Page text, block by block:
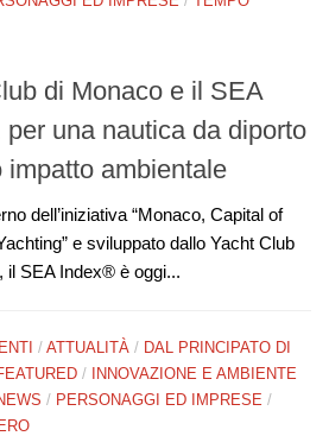
di Monaco e il SEA
una nautica da diporto
impatto ambientale
dell’iniziativa “Monaco, Capital of
e sviluppato dallo Yacht Club
il SEA Index® è oggi...
/ ATTUALITÀ / DAL PRINCIPATO DI
/
INNOVAZIONE E AMBIENTE
/ PERSONAGGI ED IMPRESE /